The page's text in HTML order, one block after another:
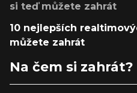
si teď můžete zahrát
10 nejlepších
můžete zahrát
Na čem si zahrát?